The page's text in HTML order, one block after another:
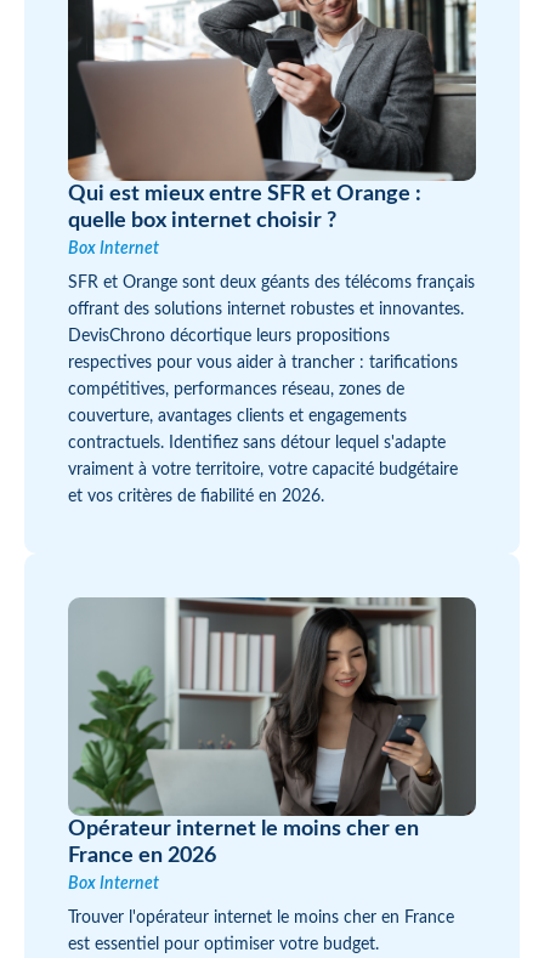
Qui est mieux entre SFR et Orange :
quelle box internet choisir ?
Box Internet
SFR et Orange sont deux géants des télécoms français
offrant des solutions internet robustes et innovantes.
DevisChrono décortique leurs propositions
respectives pour vous aider à trancher : tarifications
compétitives, performances réseau, zones de
couverture, avantages clients et engagements
contractuels. Identifiez sans détour lequel s'adapte
vraiment à votre territoire, votre capacité budgétaire
et vos critères de fiabilité en 2026.
Opérateur internet le moins cher en
France en 2026
Box Internet
Trouver l'opérateur internet le moins cher en France
est essentiel pour optimiser votre budget.